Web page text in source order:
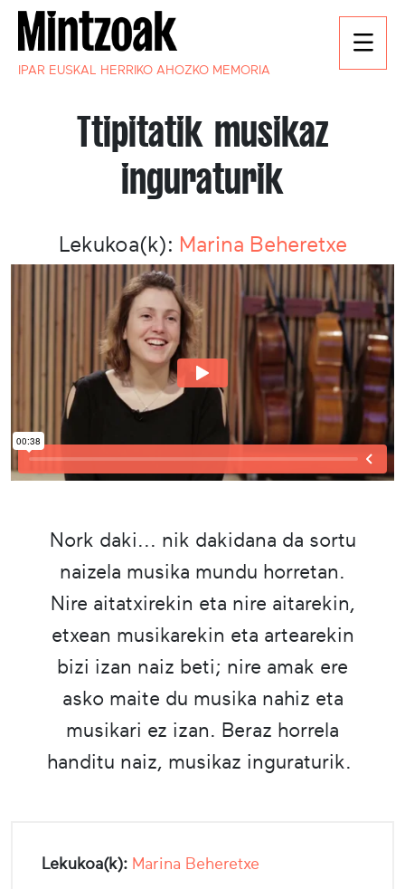
IPAR EUSKAL HERRIKO AHOZKO MEMORIA
Ttipitatik musikaz
inguraturik
Lekukoa(k): Marina Beheretxe
Nork daki... nik dakidana da sortu
naizela musika mundu horretan.
Nire aitatxirekin eta nire aitarekin,
etxean musikarekin eta artearekin
bizi izan naiz beti; nire amak ere
asko maite du musika nahiz eta
musikari ez izan. Beraz horrela
handitu naiz, musikaz inguraturik.
Lekukoa(k): Marina Beheretxe